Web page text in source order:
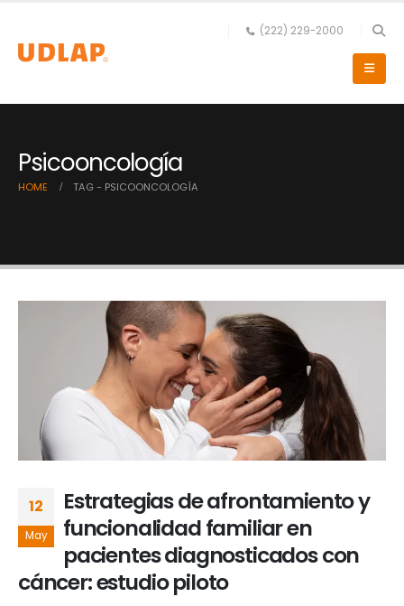
(222) 229-2000
Psicooncología
HOME TAG - PSICOONCOLOGÍA
12
May
Estrategias de afrontamiento y
funcionalidad familiar en
pacientes diagnosticados con
cáncer: estudio piloto